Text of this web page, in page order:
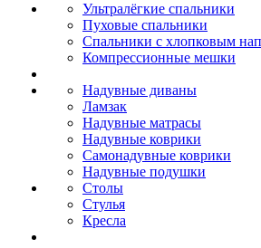
Ультралёгкие спальники
Пуховые спальники
Спальники с хлопковым
Компрессионные мешки
Надувные диваны
Ламзак
Надувные матрасы
Надувные коврики
Самонадувные коврики
Надувные подушки
Столы
Стулья
Кресла